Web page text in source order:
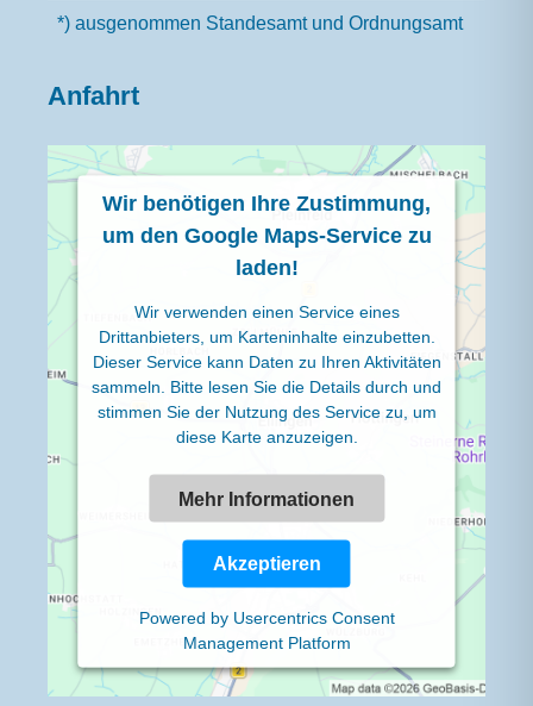
*) ausgenommen Standesamt und Ordnungsamt
Anfahrt
Wir benötigen Ihre Zustimmung,
um den Google Maps-Service zu
laden!
Wir verwenden einen Service eines
Drittanbieters, um Karteninhalte einzubetten.
Dieser Service kann Daten zu Ihren Aktivitäten
sammeln. Bitte lesen Sie die Details durch und
stimmen Sie der Nutzung des Service zu, um
diese Karte anzuzeigen.
Mehr Informationen
Akzeptieren
Powered by Usercentrics Consent
Management Platform